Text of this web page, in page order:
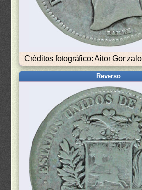
Créditos fotográfico: Aitor Gonzalo
Reverso